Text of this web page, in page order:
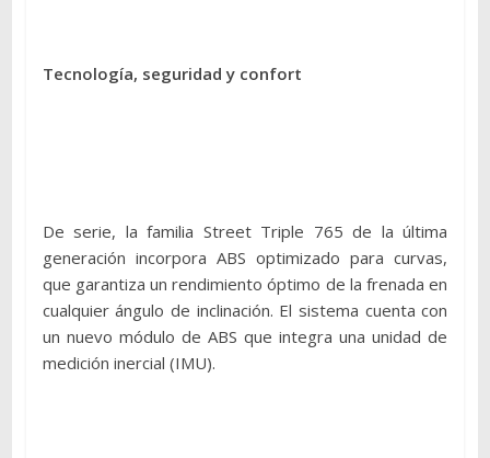
Tecnología, seguridad y confort
De serie, la familia Street Triple 765 de la última
generación incorpora ABS optimizado para curvas,
que garantiza un rendimiento óptimo de la frenada en
cualquier ángulo de inclinación. El sistema cuenta con
un nuevo módulo de ABS que integra una unidad de
medición inercial (IMU).